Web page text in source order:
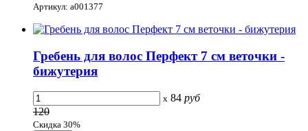
Артикул: a001377
Гребень для волос Перфект 7 см веточки -
бижутерия
x 84 руб
120
Скидка 30%